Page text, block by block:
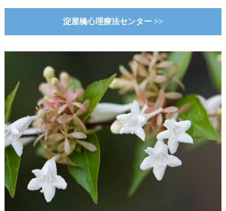
淀屋橋心理療法センター >>